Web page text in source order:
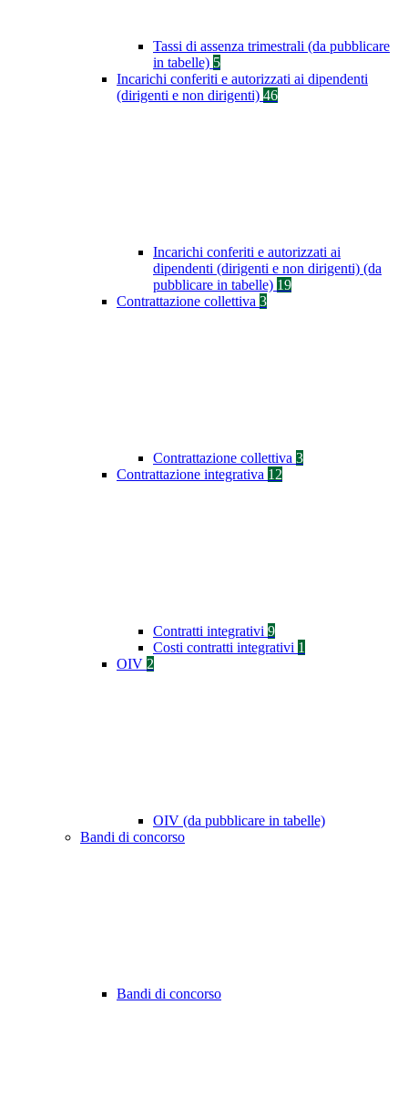
Tassi di assenza trimestrali (da pubblicare
in tabelle) 5
Incarichi conferiti e autorizzati ai dipendenti
(dirigenti e non dirigenti) 46
Incarichi conferiti e autorizzati ai
dipendenti (dirigenti e non dirigenti) (da
pubblicare in tabelle) 19
Contrattazione collettiva 3
Contrattazione collettiva 3
Contrattazione integrativa 12
Contratti integrativi 9
Costi contratti integrativi 1
OIV 2
OIV (da pubblicare in tabelle)
Bandi di concorso
Bandi di concorso